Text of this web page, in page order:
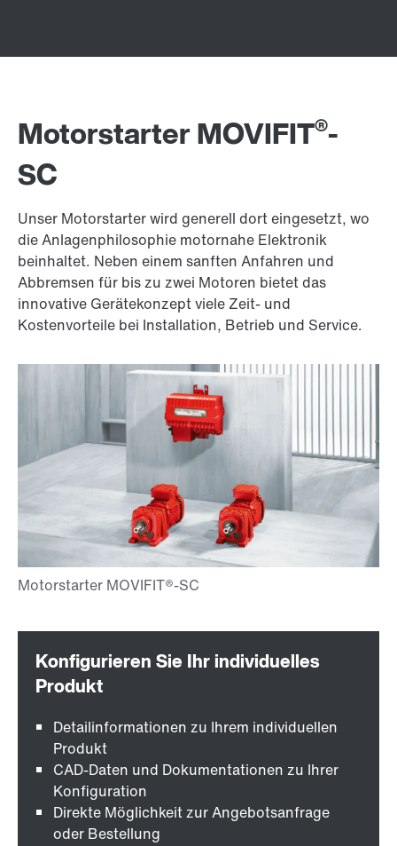
Motorstarter MOVIFIT®-
SC
Unser Motorstarter wird generell dort eingesetzt, wo
die Anlagenphilosophie motornahe Elektronik
beinhaltet. Neben einem sanften Anfahren und
Abbremsen für bis zu zwei Motoren bietet das
innovative Gerätekonzept viele Zeit- und
Kostenvorteile bei Installation, Betrieb und Service.
Detailinformationen zu Ihrem individuellen
Produkt
CAD-Daten und Dokumentationen zu Ihrer
Konfiguration
Direkte Möglichkeit zur Angebotsanfrage
oder Bestellung